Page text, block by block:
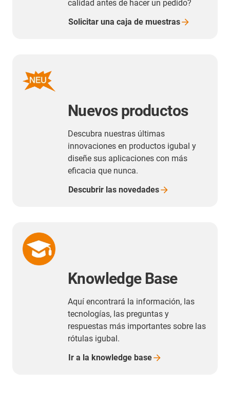
calidad antes de hacer un pedido?
Solicitar una caja de muestras
Nuevos productos
Descubra nuestras últimas
innovaciones en productos igubal y
diseñe sus aplicaciones con más
eficacia que nunca.
Descubrir las novedades
Knowledge Base
Aquí encontrará la información, las
tecnologías, las preguntas y
respuestas más importantes sobre las
rótulas igubal.
Ir a la knowledge base